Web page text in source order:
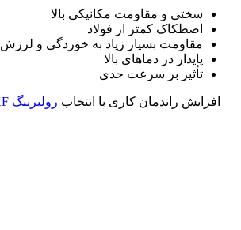
سختی و مقاومت مکانیکی بالا
اصطکاک کمتر از فولاد
مقاومت بسیار زیاد به خوردگی و لرزش
پایدار در دماهای بالا
تأثیر بر سرعت حدی
افزایش راندمان کاری با انتخاب رولبرینگ SKF